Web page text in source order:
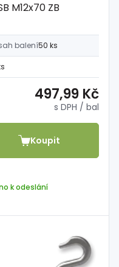
M12x70 ZB
balení50 ks
497,99 Kč
s DPH / bal
Koupit
k odeslání